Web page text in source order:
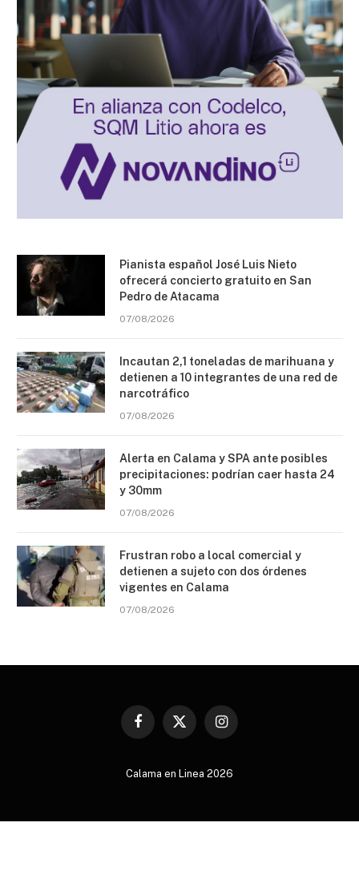
Pianista español José Luis Nieto
ofrecerá concierto gratuito en San
Pedro de Atacama
07/08/2026
Incautan 2,1 toneladas de marihuana y
detienen a 10 integrantes de una red de
narcotráfico
07/08/2026
Alerta en Calama y SPA ante posibles
precipitaciones: podrían caer hasta 24
y 30mm
07/08/2026
Frustran robo a local comercial y
detienen a sujeto con dos órdenes
vigentes en Calama
07/08/2026
Facebook
X
Instagram
Calama en Linea 2026